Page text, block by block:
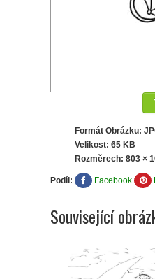
Formát Obrázku:
Velikost: 65 KB
Rozměrech: 803 ×
Podíl: Facebook
Související